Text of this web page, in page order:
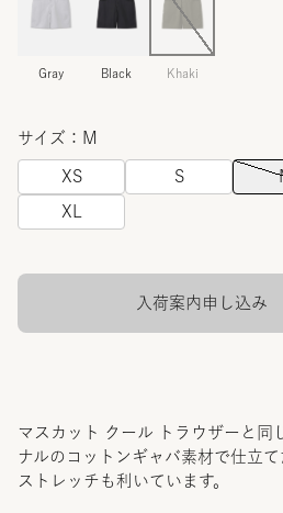
Gray Black Khaki
サイズ：M
XS S
XL
入荷案内申し込み
マスカット クール トラウザーと同
ナルのコットンギャバ素材で仕立て
ストレッチも利いています。